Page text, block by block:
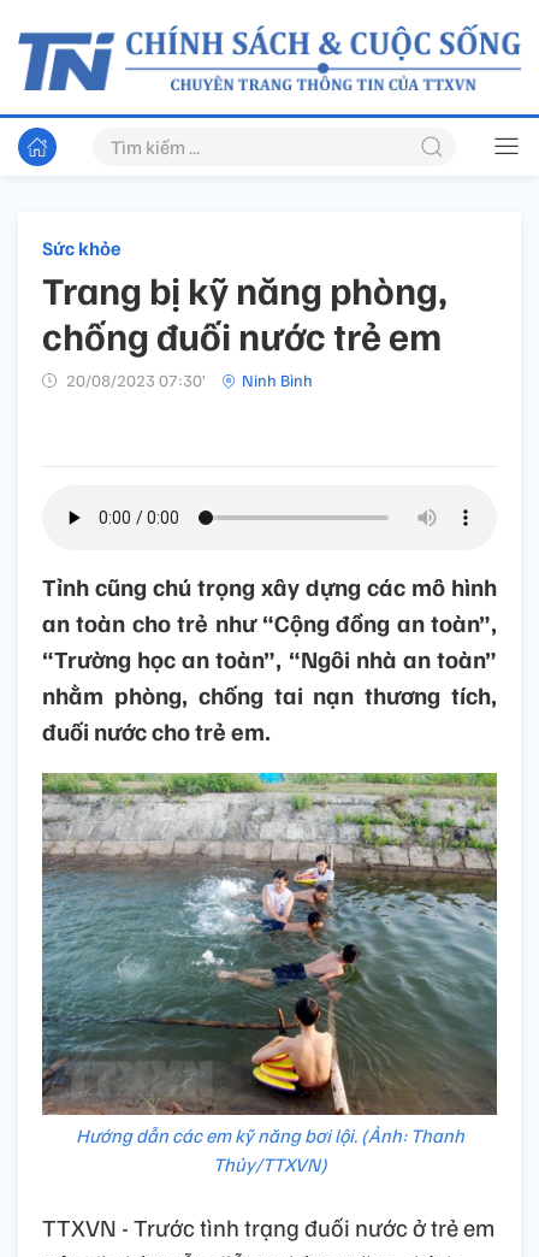
Sức khỏe
Trang bị kỹ năng phòng,
chống đuối nước trẻ em
20/08/2023 07:30’ Ninh Bình
Tỉnh cũng chú trọng xây dựng các mô hình
an toàn cho trẻ như “Cộng đồng an toàn”,
“Trường học an toàn”, “Ngôi nhà an toàn”
nhằm phòng, chống tai nạn thương tích,
đuối nước cho trẻ em.
Hướng dẫn các em kỹ năng bơi lội. (Ảnh: Thanh
Thủy/TTXVN)
TTXVN - Trước tình trạng đuối nước ở trẻ em